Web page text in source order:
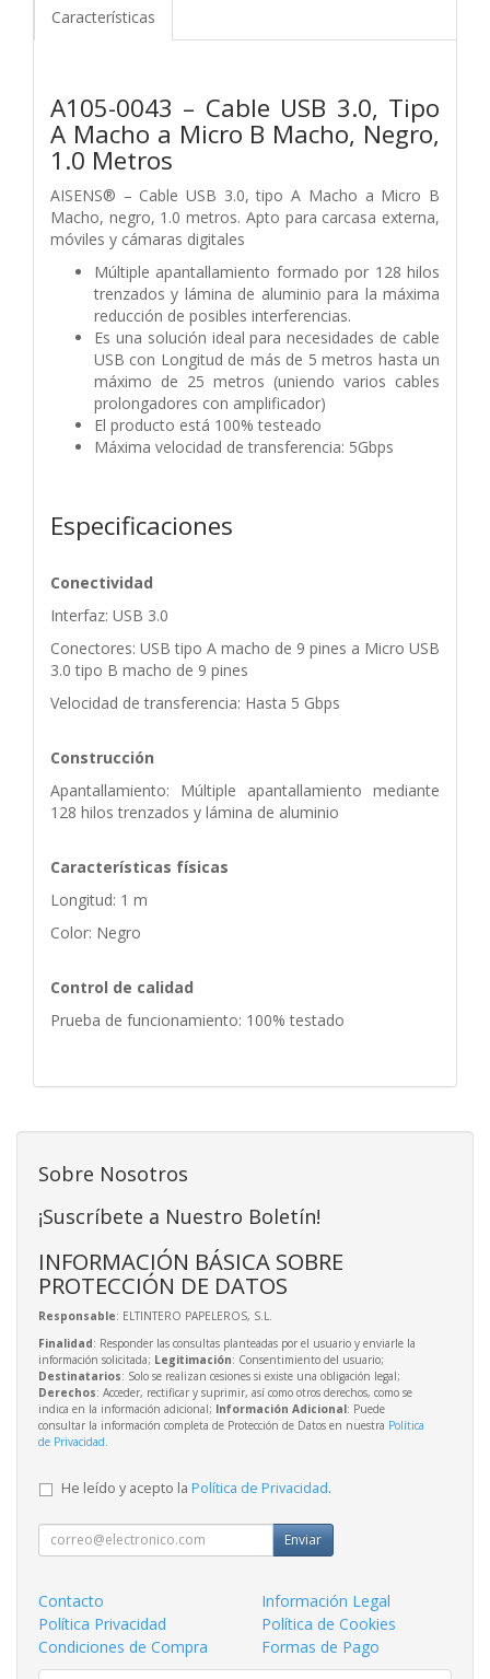
Características
A105-0043 – Cable USB 3.0, Tipo
A Macho a Micro B Macho, Negro,
1.0 Metros
AISENS® – Cable USB 3.0, tipo A Macho a Micro B
Macho, negro, 1.0 metros. Apto para carcasa externa,
móviles y cámaras digitales
Múltiple apantallamiento formado por 128 hilos
trenzados y lámina de aluminio para la máxima
reducción de posibles interferencias.
Es una solución ideal para necesidades de cable
USB con Longitud de más de 5 metros hasta un
máximo de 25 metros (uniendo varios cables
prolongadores con amplificador)
El producto está 100% testeado
Máxima velocidad de transferencia: 5Gbps
Especificaciones
Conectividad
Interfaz: USB 3.0
Conectores: USB tipo A macho de 9 pines a Micro USB
3.0 tipo B macho de 9 pines
Velocidad de transferencia: Hasta 5 Gbps
Construcción
Apantallamiento: Múltiple apantallamiento mediante
128 hilos trenzados y lámina de aluminio
Características físicas
Longitud: 1 m
Color: Negro
Control de calidad
Prueba de funcionamiento: 100% testado
Sobre Nosotros
¡Suscríbete a Nuestro Boletín!
INFORMACIÓN BÁSICA SOBRE
PROTECCIÓN DE DATOS
Responsable: ELTINTERO PAPELEROS, S.L.
Finalidad: Responder las consultas planteadas por el usuario y enviarle la
información solicitada; Legitimación: Consentimiento del usuario;
Destinatarios: Solo se realizan cesiones si existe una obligación legal;
Derechos: Acceder, rectificar y suprimir, así como otros derechos, como se
indica en la información adicional; Información Adicional: Puede
consultar la información completa de Protección de Datos en nuestra Política
de Privacidad
He leído y acepto la Política de Privacidad.
Enviar
Contacto
Información Legal
Política Privacidad
Política de Cookies
Condiciones de Compra
Formas de Pago